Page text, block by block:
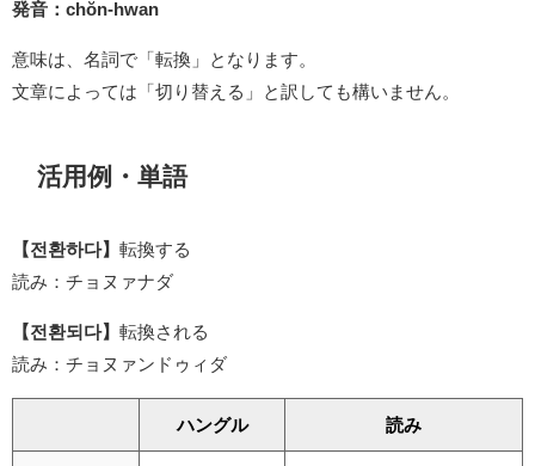
発音：chŏn-hwan
意味は、名詞で「転換」となります。
文章によっては「切り替える」と訳しても構いません。
活用例・単語
【전환하다】 転換する
読み：チョヌァナダ
【전환되다】 転換される
読み：チョヌァンドゥィダ
ハングル 読み